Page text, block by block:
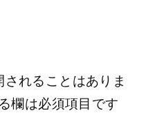
れることはありま
欄は必須項目です